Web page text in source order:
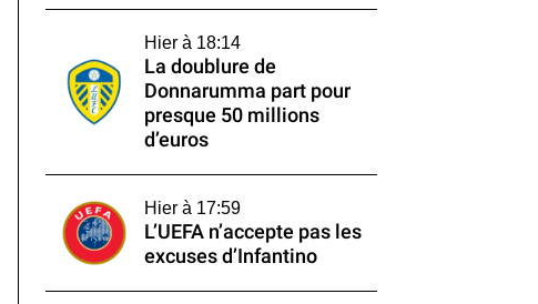
Hier à 18:14
La doublure de
Donnarumma part pour
presque 50 millions
d’euros
Hier à 17:59
L’UEFA n’accepte pas les
excuses d’Infantino